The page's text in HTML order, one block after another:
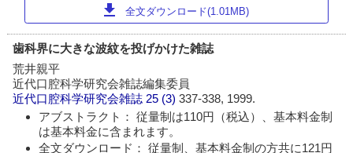
download 全文ダウンロード(1.01MB)
歯科界に大きな波紋を投げかけた雑誌
荒井親平
近代口腔科学研究会雑誌編集委員
近代口腔科学研究会雑誌 25 (3)337-338, 1999.
アブストラクト： 従量制は110円（税込）、基本料金制
は基本料金に含まれます。
全文ダウンロード： 従量制、基本料金制の方共に121円